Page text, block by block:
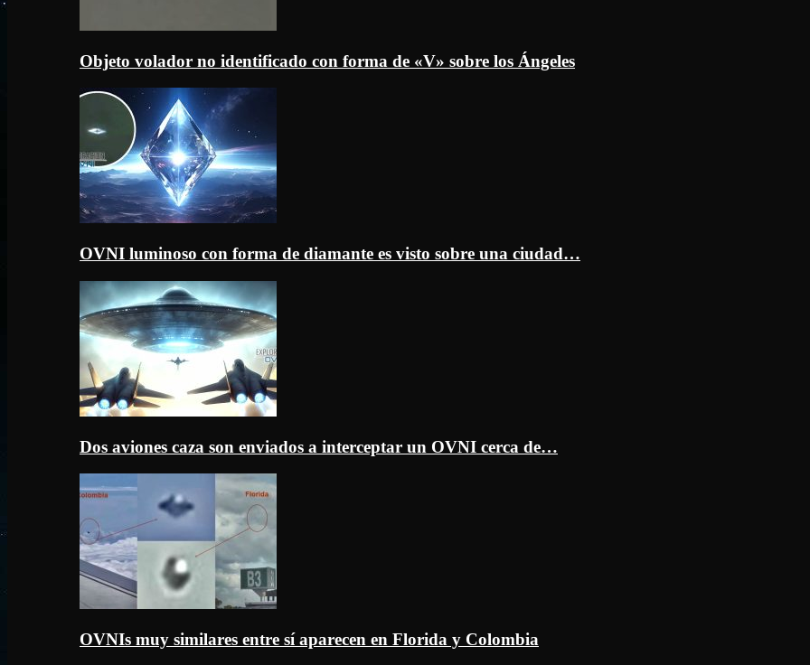
Objeto volador no identificado con forma de «V» sobre los Ángeles
OVNI luminoso con forma de diamante es visto sobre una ciudad…
Dos aviones caza son enviados a interceptar un OVNI cerca de…
OVNIs muy similares entre sí aparecen en Florida y Colombia